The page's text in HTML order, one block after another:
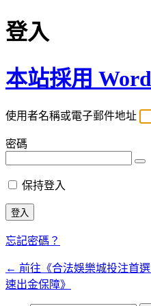
登入
本站採用
使用者名稱或電子郵件地址
密碼
保持登入
忘記密碼？
← 前往《合法娛樂城投注首
速出金保障》